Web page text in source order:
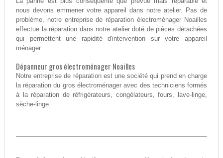
nous devons emmener votre appareil dans notre atelier. Pas de
problème, notre entreprise de réparation électroménager Noailles
effectue la réparation dans notre atelier doté de pièces détachées
qui permettent une rapidité d'intervention sur votre appareil
ménager.
Dépanneur gros électroménager Noailles
Notre entreprise de réparation est une société qui prend en charge
la réparation du gros électroménager avec des techniciens formés
à la réparation de réfrigérateurs, congélateurs, fours, lave-linge,
sèche-linge.